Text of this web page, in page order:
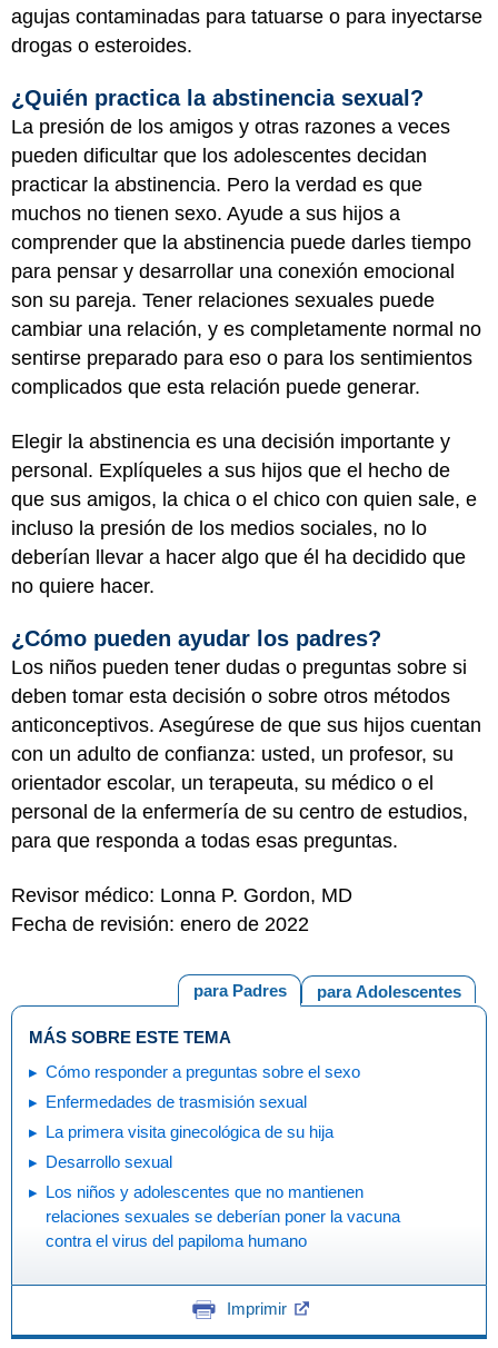
agujas contaminadas para tatuarse o para inyectarse
drogas o esteroides.
¿Quién practica la abstinencia sexual?
La presión de los amigos y otras razones a veces
pueden dificultar que los adolescentes decidan
practicar la abstinencia. Pero la verdad es que
muchos no tienen sexo. Ayude a sus hijos a
comprender que la abstinencia puede darles tiempo
para pensar y desarrollar una conexión emocional
son su pareja. Tener relaciones sexuales puede
cambiar una relación, y es completamente normal no
sentirse preparado para eso o para los sentimientos
complicados que esta relación puede generar.
Elegir la abstinencia es una decisión importante y
personal. Explíqueles a sus hijos que el hecho de
que sus amigos, la chica o el chico con quien sale, e
incluso la presión de los medios sociales, no lo
deberían llevar a hacer algo que él ha decidido que
no quiere hacer.
¿Cómo pueden ayudar los padres?
Los niños pueden tener dudas o preguntas sobre si
deben tomar esta decisión o sobre otros métodos
anticonceptivos. Asegúrese de que sus hijos cuentan
con un adulto de confianza: usted, un profesor, su
orientador escolar, un terapeuta, su médico o el
personal de la enfermería de su centro de estudios,
para que responda a todas esas preguntas.
Revisor médico: Lonna P. Gordon, MD
Fecha de revisión: enero de 2022
para Adolescentes
para Padres
MÁS SOBRE ESTE TEMA
Cómo responder a preguntas sobre el sexo
Enfermedades de trasmisión sexual
La primera visita ginecológica de su hija
Desarrollo sexual
Los niños y adolescentes que no mantienen
relaciones sexuales se deberían poner la vacuna
contra el virus del papiloma humano
Imprimir